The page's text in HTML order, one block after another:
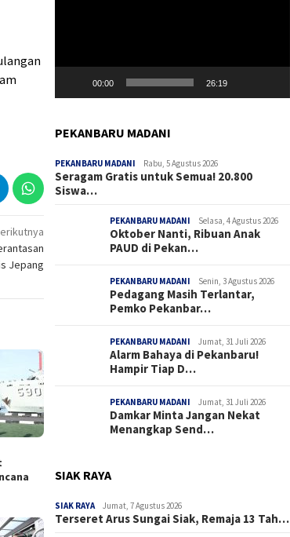
Jepang
00:00 26:19
PEKANBARU MADANI
PEKANBARU MADANI Rabu, 5 Agustus 2026
Seragam Gratis untuk Semua! 20.800
Siswa…
PEKANBARU MADANI Selasa, 4 Agustus 2026
Oktober Nanti, Ribuan Anak
PAUD di Pekan…
PEKANBARU MADANI Senin, 3 Agustus 2026
Pedagang Masih Terlantar,
Pemko Pekanbar…
PEKANBARU MADANI Jumat, 31 Juli 2026
Alarm Bahaya di Pekanbaru!
Hampir Tiap D…
PEKANBARU MADANI Jumat, 31 Juli 2026
Damkar Minta Jangan Nekat
Menangkap Send…
SIAK RAYA
SIAK RAYA Jumat, 7 Agustus 2026
Terseret Arus Sungai Siak, Remaja 13 Tah…